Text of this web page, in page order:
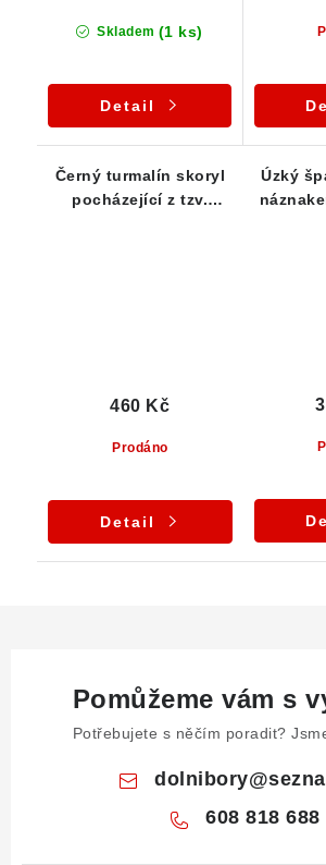
Skladem (1 ks)
Detail
Černý turmalín skoryl
pocházející z tzv.
Prodáno
460 Kč
Detail
Úzký
Pomůžeme vám s
Potřebujete s něčím poradit?
dolnibory@
608 818 688